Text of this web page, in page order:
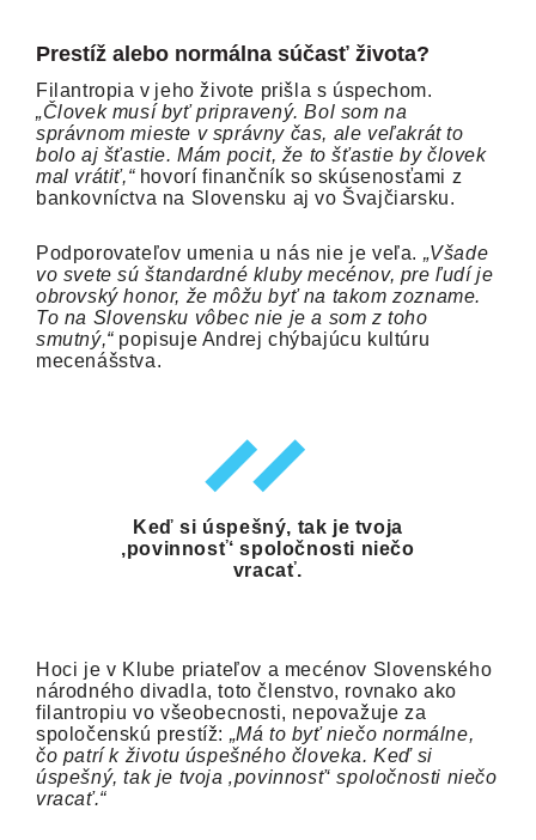
Prestíž alebo normálna súčasť života?
Filantropia v jeho živote prišla s úspechom.
„Človek musí byť pripravený. Bol som na
správnom mieste v správny čas, ale veľakrát to
bolo aj šťastie. Mám pocit, že to šťastie by človek
mal vrátiť,“hovorí finančník so skúsenosťami z
bankovníctva na Slovensku aj vo Švajčiarsku.
Podporovateľov umenia u nás nie je veľa. „Všade
vo svete sú štandardné kluby mecénov, pre ľudí je
obrovský honor, že môžu byť na takom zozname.
To na Slovensku vôbec nie je a som z toho
smutný,“popisuje Andrej chýbajúcu kultúru
mecenášstva.
Keď si úspešný, tak je tvoja
‚povinnosť‘ spoločnosti niečo
vracať.
Hoci je v Klube priateľov a mecénov Slovenského
národného divadla, toto členstvo, rovnako ako
filantropiu vo všeobecnosti, nepovažuje za
spoločenskú prestíž: „Má to byť niečo normálne,
čo patrí k životu úspešného človeka. Keď si
úspešný, tak je tvoja ‚povinnosť‘ spoločnosti niečo
vracať.“